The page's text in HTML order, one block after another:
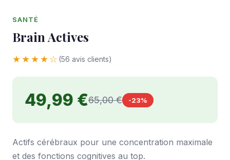
SANTÉ
Brain Actives
★★★★☆ (56 avis clients)
49,99 €65,00 € -23%
Actifs cérébraux pour une concentration maximale
et des fonctions cognitives au top.